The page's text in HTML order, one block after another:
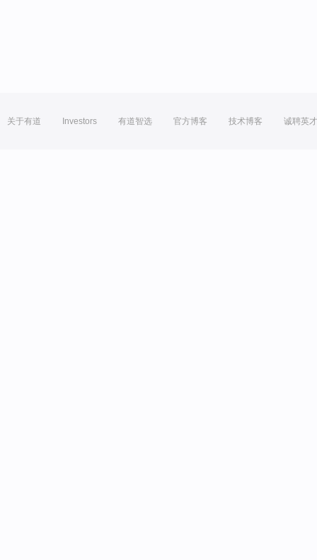
关于有道 Investors 有道智选 官方博客 技术博客 诚聘英才